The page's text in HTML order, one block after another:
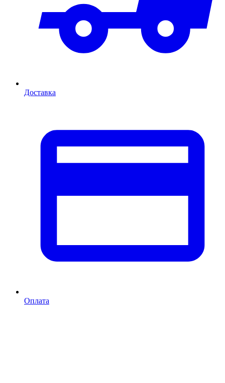
Доставка
Оплата